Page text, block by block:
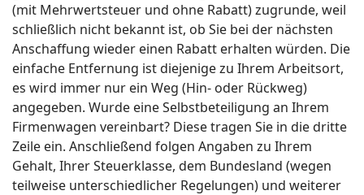
(mit Mehrwertsteuer und ohne Rabatt) zugrunde, weil
schließlich nicht bekannt ist, ob Sie bei der nächsten
Anschaffung wieder einen Rabatt erhalten würden. Die
einfache Entfernung ist diejenige zu Ihrem Arbeitsort,
es wird immer nur ein Weg (Hin- oder Rückweg)
angegeben. Wurde eine Selbstbeteiligung an Ihrem
Firmenwagen vereinbart? Diese tragen Sie in die dritte
Zeile ein. Anschließend folgen Angaben zu Ihrem
Gehalt, Ihrer Steuerklasse, dem Bundesland (wegen
teilweise unterschiedlicher Regelungen) und weiterer